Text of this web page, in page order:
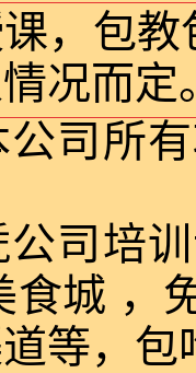
，包
况而定
司所
司培
食城 ，
等，